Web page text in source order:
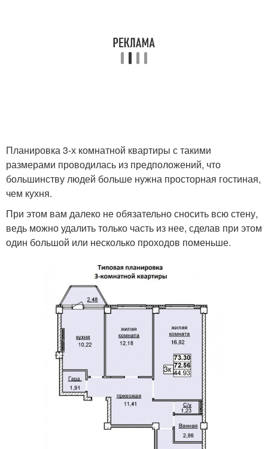
Планировка 3-х комнатной квартиры с такими
размерами проводилась из предположений, что
большинству людей больше нужна просторная гостиная,
чем кухня.
При этом вам далеко не обязательно сносить всю стену,
ведь можно удалить только часть из нее, сделав при этом
один большой или несколько проходов поменьше.